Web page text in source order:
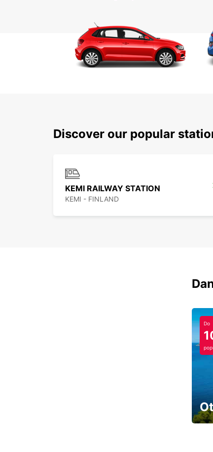
Discover our popular
KEMI RAILWAY STATION
KEMI - FINLAND
Do